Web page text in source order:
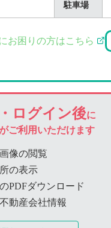
駐車場
お困りの方はこちら
ログイン後に
ご利用いただけます
像の閲覧
の表示
PDFダウンロード
動産会社情報